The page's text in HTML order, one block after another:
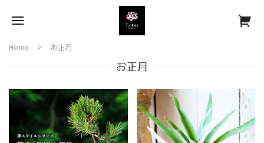
Home お正月
お正月